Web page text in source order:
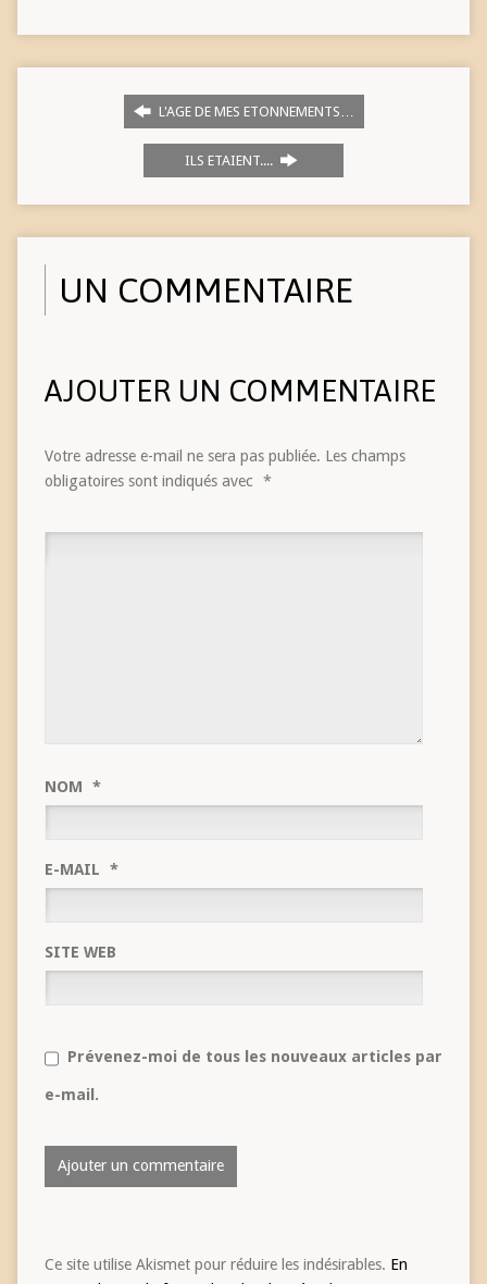
L'AGE DE MES ETONNEMENTS…
ILS ETAIENT....
UN COMMENTAIRE
AJOUTER UN COMMENTAIRE
Votre adresse e-mail ne sera pas publiée. Les champs
obligatoires sont indiqués avec *
NOM *
E-MAIL *
SITE WEB
Prévenez-moi de tous les nouveaux articles par
e-mail.
Ce site utilise Akismet pour réduire les indésirables. En